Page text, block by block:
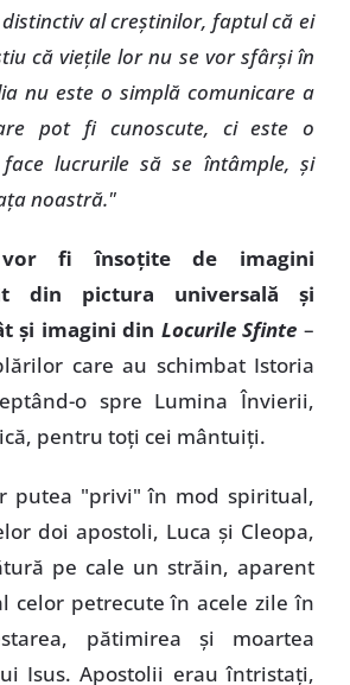
al creştinilor, faptul că ei
că vieţile lor nu se vor sfârşi în
nu este o simplă comunicare a
pot fi cunoscute, ci este o
lucrurile să se întâmple, şi
noastră."
vor fi însoţite de imagini
din pictura universală şi
şi imagini din Locurile Sfinte –
care au schimbat Istoria
o spre Lumina Învierii,
pentru toţi cei mântuiţi.
putea "privi" în mod spiritual,
doi apostoli, Luca şi Cleopa,
pe cale un străin, aparent
celor petrecute în acele zile în
pătimirea şi moartea
Isus. Apostolii erau întristaţi,